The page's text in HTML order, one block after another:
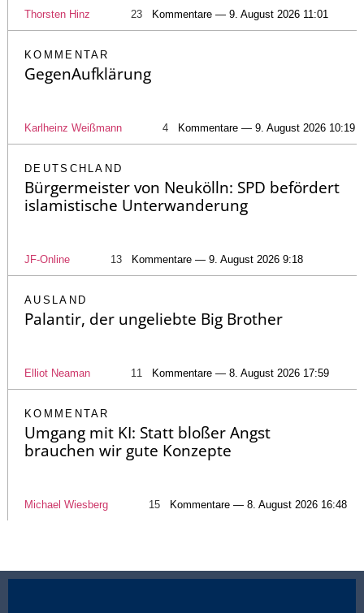
Thorsten Hinz 23 Kommentare — 9. August 2026 11:01
KOMMENTAR
GegenAufklärung
Karlheinz Weißmann 4 Kommentare — 9. August 2026 10:19
DEUTSCHLAND
Bürgermeister von Neukölln: SPD befördert
islamistische Unterwanderung
JF-Online 13 Kommentare — 9. August 2026 9:18
AUSLAND
Palantir, der ungeliebte Big Brother
Elliot Neaman 11 Kommentare — 8. August 2026 17:59
KOMMENTAR
Umgang mit KI: Statt bloßer Angst
brauchen wir gute Konzepte
Michael Wiesberg 15 Kommentare — 8. August 2026 16:48